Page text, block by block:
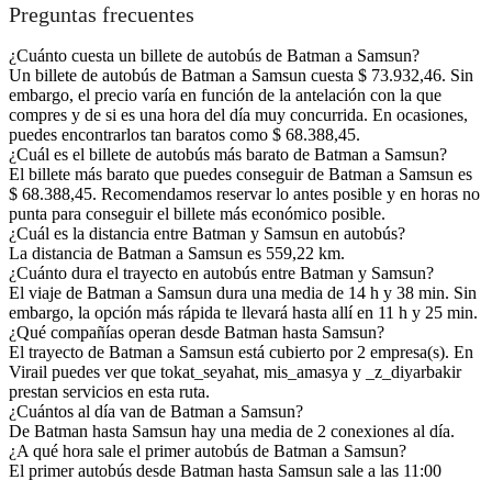
Preguntas frecuentes
¿Cuánto cuesta un billete de autobús de Batman a Samsun?
Un billete de autobús de Batman a Samsun cuesta $ 73.932,46. Sin
embargo, el precio varía en función de la antelación con la que
compres y de si es una hora del día muy concurrida. En ocasiones,
puedes encontrarlos tan baratos como $ 68.388,45.
¿Cuál es el billete de autobús más barato de Batman a Samsun?
El billete más barato que puedes conseguir de Batman a Samsun es
$ 68.388,45. Recomendamos reservar lo antes posible y en horas no
punta para conseguir el billete más económico posible.
¿Cuál es la distancia entre Batman y Samsun en autobús?
La distancia de Batman a Samsun es 559,22 km.
¿Cuánto dura el trayecto en autobús entre Batman y Samsun?
El viaje de Batman a Samsun dura una media de 14 h y 38 min. Sin
embargo, la opción más rápida te llevará hasta allí en 11 h y 25 min.
¿Qué compañías operan desde Batman hasta Samsun?
El trayecto de Batman a Samsun está cubierto por 2 empresa(s). En
Virail puedes ver que tokat_seyahat, mis_amasya y _z_diyarbakir
prestan servicios en esta ruta.
¿Cuántos al día van de Batman a Samsun?
De Batman hasta Samsun hay una media de 2 conexiones al día.
¿A qué hora sale el primer autobús de Batman a Samsun?
El primer autobús desde Batman hasta Samsun sale a las 11:00